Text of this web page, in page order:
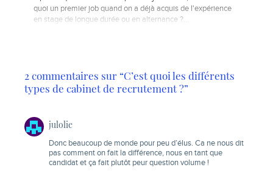
quoi un premier job quand on a déjà acquis de l'expérience
en stage de longue durée ou en alternance ?…
2 commentaires sur “C’est quoi les différents
types de cabinet de recrutement ?”
julolie
Donc beaucoup de monde pour peu d’élus. Ca ne nous dit
pas comment on fait la différence, nous en tant que
candidat et ça fait plutôt peur question volume !